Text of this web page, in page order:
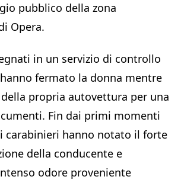
pubblico della zona
Opera.
in un servizio di controllo
fermato la donna mentre
propria autovettura per una
Fin dai primi momenti
carabinieri hanno notato il forte
della conducente e
odore proveniente